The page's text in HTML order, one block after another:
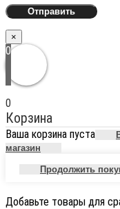
×
0
0
Корзина
Ваша корзина пуста
магазин
Продолжить
Добавьте товары для